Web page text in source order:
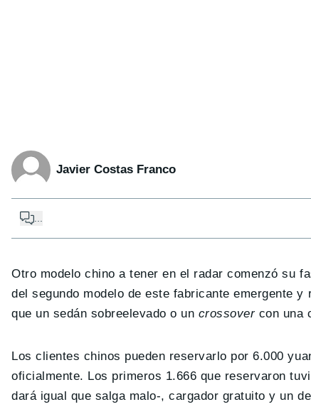
Javier Costas Franco
Otro modelo chino a tener en el radar comenzó su
del segundo modelo de este fabricante emergente
que un sedán sobreelevado o un crossovercon una
Los clientes chinos pueden reservarlo por 6.000
oficialmente. Los primeros 1.666 que reservaron
dará igual que salga malo-, cargador gratuito y un